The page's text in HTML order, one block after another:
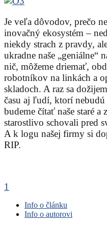
Je veľa dôvodov, prečo
inovačný ekosystém –
niekdy strach z pravdy,
ukradne naše „geniálne“
nič, môžeme driemať,
robotníkov na linkách a
skladoch. A raz sa
času aj ľudí, ktorí nebudú
budeme čítať naše staré a
starostlivo schovali pred
A k logu našej firmy si
RIP.
1
Info o článku
Info o autorovi